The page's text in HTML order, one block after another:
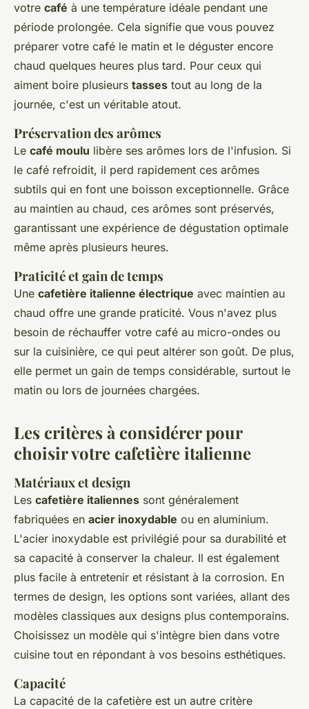
votre café à une température idéale pendant une
période prolongée. Cela signifie que vous pouvez
préparer votre café le matin et le déguster encore
chaud quelques heures plus tard. Pour ceux qui
aiment boire plusieurs tasses tout au long de la
journée, c'est un véritable atout.
Préservation des arômes
Le café moulu libère ses arômes lors de l'infusion. Si
le café refroidit, il perd rapidement ces arômes
subtils qui en font une boisson exceptionnelle. Grâce
au maintien au chaud, ces arômes sont préservés,
garantissant une expérience de dégustation optimale
même après plusieurs heures.
Praticité et gain de temps
Une cafetière italienne électrique avec maintien au
chaud offre une grande praticité. Vous n'avez plus
besoin de réchauffer votre café au micro-ondes ou
sur la cuisinière, ce qui peut altérer son goût. De plus,
elle permet un gain de temps considérable, surtout le
matin ou lors de journées chargées.
Les critères à considérer pour
choisir votre cafetière italienne
Matériaux et design
Les cafetière italiennes sont généralement
fabriquées en acier inoxydable ou en aluminium.
L'acier inoxydable est privilégié pour sa durabilité et
sa capacité à conserver la chaleur. Il est également
plus facile à entretenir et résistant à la corrosion. En
termes de design, les options sont variées, allant des
modèles classiques aux designs plus contemporains.
Choisissez un modèle qui s'intègre bien dans votre
cuisine tout en répondant à vos besoins esthétiques.
Capacité
La capacité de la cafetière est un autre critère